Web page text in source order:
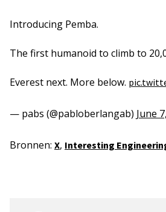
Introducing Pemba.
The first humanoid to climb to
Everest next. More below.
— pabs (@pabloberlangab) June
Bronnen: X, Interesting